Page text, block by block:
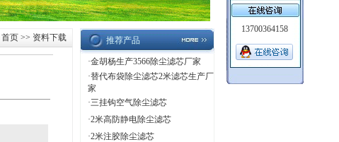
首页>> 资料下载 推荐产品
·金胡杨生产3566除尘滤芯厂家
·替代布袋除尘滤芯2米滤芯生产厂
家
·三挂钩空气除尘滤芯
·2米高防静电除尘滤芯
·2米注胶除尘滤芯
13700364158